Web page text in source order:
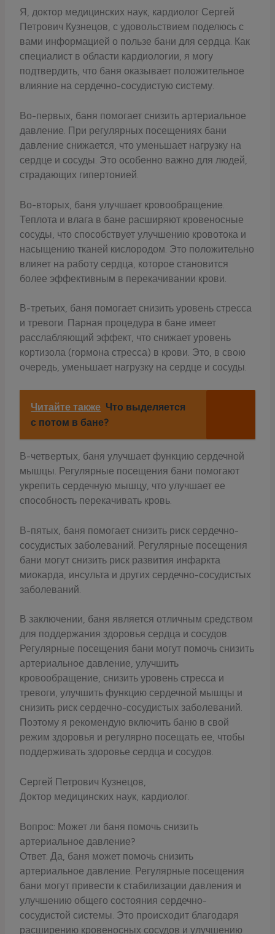
Я, доктор медицинских наук, кардиолог Сергей
Петрович Кузнецов, с удовольствием поделюсь с
вами информацией о пользе бани для сердца. Как
специалист в области кардиологии, я могу
подтвердить, что баня оказывает положительное
влияние на сердечно-сосудистую систему.
Во-первых, баня помогает снизить артериальное
давление. При регулярных посещениях бани
давление снижается, что уменьшает нагрузку на
сердце и сосуды. Это особенно важно для людей,
страдающих гипертонией.
Во-вторых, баня улучшает кровообращение.
Теплота и влага в бане расширяют кровеносные
сосуды, что способствует улучшению кровотока и
насыщению тканей кислородом. Это положительно
влияет на работу сердца, которое становится
более эффективным в перекачивании крови.
В-третьих, баня помогает снизить уровень стресса
и тревоги. Парная процедура в бане имеет
расслабляющий эффект, что снижает уровень
кортизола (гормона стресса) в крови. Это, в свою
очередь, уменьшает нагрузку на сердце и сосуды.
Читайте также Что выделяется
с потом в бане?
В-четвертых, баня улучшает функцию сердечной
мышцы. Регулярные посещения бани помогают
укрепить сердечную мышцу, что улучшает ее
способность перекачивать кровь.
В-пятых, баня помогает снизить риск сердечно-
сосудистых заболеваний. Регулярные посещения
бани могут снизить риск развития инфаркта
миокарда, инсульта и других сердечно-сосудистых
заболеваний.
В заключении, баня является отличным средством
для поддержания здоровья сердца и сосудов.
Регулярные посещения бани могут помочь снизить
артериальное давление, улучшить
кровообращение, снизить уровень стресса и
тревоги, улучшить функцию сердечной мышцы и
снизить риск сердечно-сосудистых заболеваний.
Поэтому я рекомендую включить баню в свой
режим здоровья и регулярно посещать ее, чтобы
поддерживать здоровье сердца и сосудов.
Сергей Петрович Кузнецов,
Доктор медицинских наук, кардиолог.
Вопрос: Может ли баня помочь снизить
артериальное давление?
Ответ: Да, баня может помочь снизить
артериальное давление. Регулярные посещения
бани могут привести к стабилизации давления и
улучшению общего состояния сердечно-
сосудистой системы. Это происходит благодаря
расширению кровеносных сосудов и улучшению